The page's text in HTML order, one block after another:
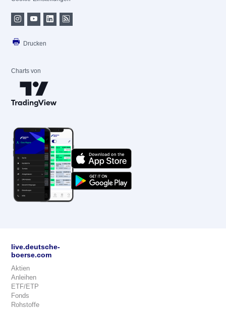
Drucken
Charts von
live.deutsche-
boerse.com
Aktien
Anleihen
ETF/ETP
Fonds
Rohstoffe